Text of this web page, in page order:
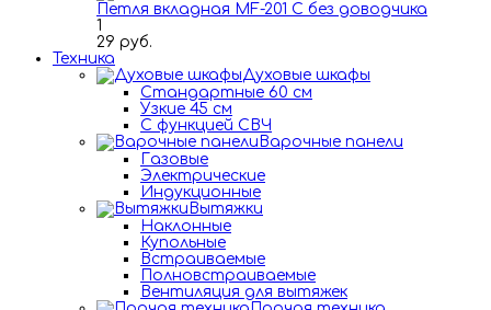
Петля вкладная MF-201 C без доводчика
1
29 руб.
Техника
Духовые шкафы
Стандартные 60 см
Узкие 45 см
С функцией СВЧ
Варочные панели
Газовые
Электрические
Индукционные
Вытяжки
Наклонные
Купольные
Встраиваемые
Полновстраиваемые
Вентиляция для вытяжек